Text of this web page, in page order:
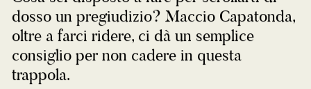
dosso un pregiudizio? Maccio Capatonda,
oltre a farci ridere, ci dà un semplice
consiglio per non cadere in questa
trappola.